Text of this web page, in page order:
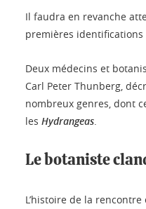
Il faudra en revanche
premières
Deux médecins et
Carl Peter Thunberg,
nombreux genres, dont
les Hydrangeas.
Le botaniste
L’histoire de la